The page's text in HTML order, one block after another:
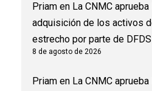
Priam en La CNMC
adquisición de los activos
estrecho por parte de DFDS
8 de agosto de 2026
Priam en La CNMC